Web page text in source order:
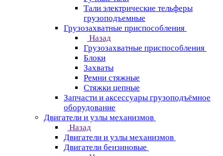
Тали электрические тельферы
грузоподъемные
Грузозахватные приспособления
Назад
Грузозахватные приспособления
Блоки
Захваты
Ремни стяжные
Стяжки цепные
Запчасти и аксессуары грузоподъёмное
оборудование
Двигатели и узлы механизмов
Назад
Двигатели и узлы механизмов
Двигатели бензиновые